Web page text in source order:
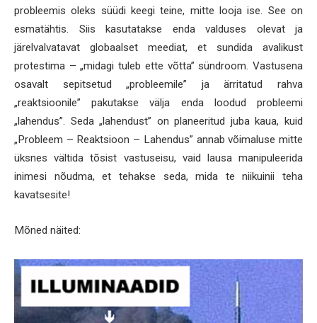
probleemis oleks süüdi keegi teine, mitte looja ise. See on
esmatähtis. Siis kasutatakse enda valduses olevat ja
järelvalvatavat globaalset meediat, et sundida avalikust
protestima – „midagi tuleb ette võtta” sündroom. Vastusena
osavalt sepitsetud „probleemile” ja ärritatud rahva
„reaktsioonile” pakutakse välja enda loodud probleemi
„lahendus”. Seda „lahendust” on planeeritud juba kaua, kuid
„Probleem – Reaktsioon – Lahendus” annab võimaluse mitte
üksnes vältida tõsist vastuseisu, vaid lausa manipuleerida
inimesi nõudma, et tehakse seda, mida te niikuinii teha
kavatsesite!
Mõned näited: